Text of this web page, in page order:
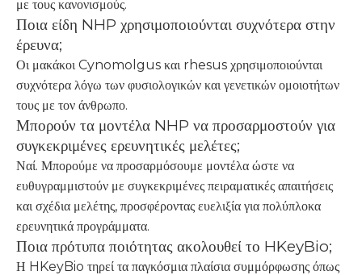
με τους κανονισμούς.
Ποια είδη NHP χρησιμοποιούνται συχνότερα στην
έρευνα;
Οι μακάκοι Cynomolgus και rhesus χρησιμοποιούνται
συχνότερα λόγω των φυσιολογικών και γενετικών ομοιοτήτων
τους με τον άνθρωπο.
Μπορούν τα μοντέλα NHP να προσαρμοστούν για
συγκεκριμένες ερευνητικές μελέτες;
Ναί. Μπορούμε να προσαρμόσουμε μοντέλα ώστε να
ευθυγραμμιστούν με συγκεκριμένες πειραματικές απαιτήσεις
και σχέδια μελέτης, προσφέροντας ευελιξία για πολύπλοκα
ερευνητικά προγράμματα.
Ποια πρότυπα ποιότητας ακολουθεί το HKeyBio;
Η HKeyBio τηρεί τα παγκόσμια πλαίσια συμμόρφωσης όπως